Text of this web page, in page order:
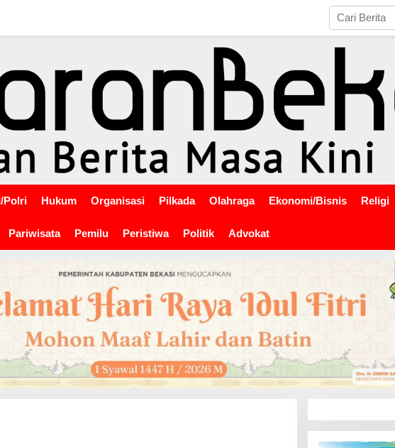
Polri Hukum Organisasi Pilkada Olahraga Ekonomi/Bisnis Religi
Pariwisata Pemilu Peristiwa Politik Advokat